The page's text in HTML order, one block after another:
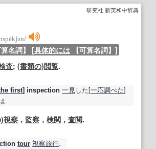
研究社 新英和中辞典
/
名詞】 [具体的には 【可算名詞】 ]
査; (書類の)閲覧.
first] inspection 一見した[一応調べた]
.
)視察 ， 監察 ， 検閲 ， 査閲.
tour 視察旅行.